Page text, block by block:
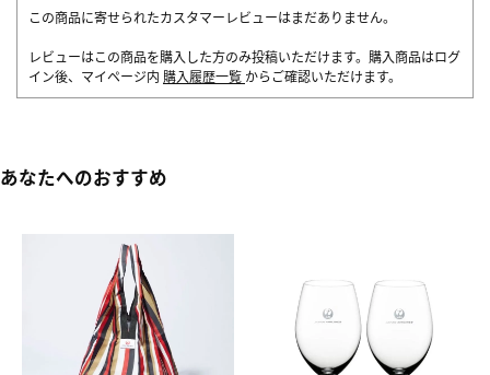
この商品に寄せられたカスタマーレビューはまだありません。
レビューはこの商品を購入した方のみ投稿いただけます。購入商品はログ
イン後、マイページ内 購入履歴一覧 からご確認いただけます。
あなたへのおすすめ